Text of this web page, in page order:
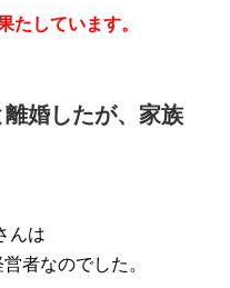
たしています。
婚したが、家族
んは
者なのでした。